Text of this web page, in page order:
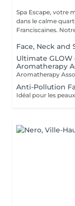
Spa Escape, votre
dans le calme
Franciscaines.
Face, Neck and
Ultimate GLOW
Aromatherapy
Anti-Pollution